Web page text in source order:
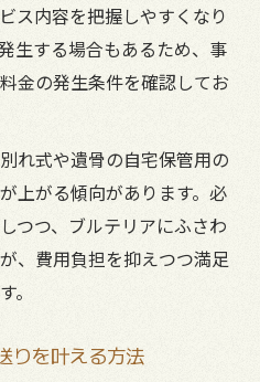
ス内容を把握しやすくなり
生する場合もあるため、事
金の発生条件を確認してお
れ式や遺骨の自宅保管用の
上がる傾向があります。必
つつ、ブルテリアにふさわ
、費用負担を抑えつつ満足
。
りを叶える方法